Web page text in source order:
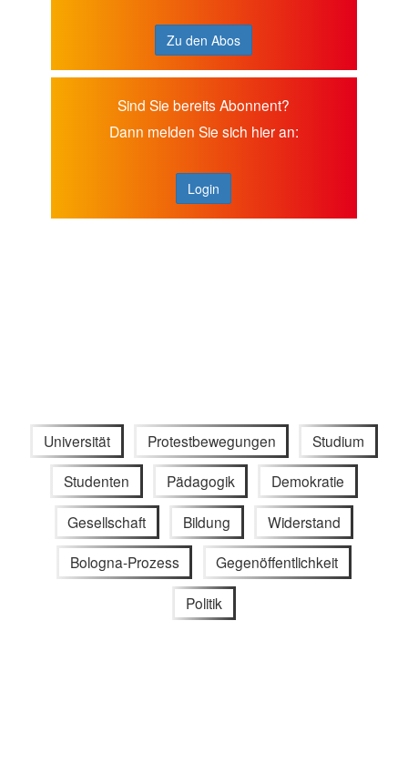
Zu den Abos
Sind Sie bereits Abonnent?
Dann melden Sie sich hier an:
Login
Universität Protestbewegungen Studium
Studenten Pädagogik Demokratie
Gesellschaft Bildung Widerstand
Bologna-Prozess Gegenöffentlichkeit
Politik